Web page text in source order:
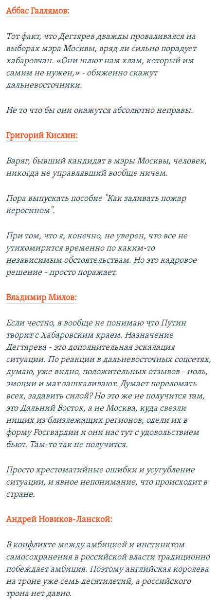
Аббас Галлямов:
Тот факт, что Дегтярев дважды проваливался на
выборах мэра Москвы, вряд ли сильно порадует
хабаровчан. «Они шлют нам хлам, который им
самим не нужен,» - обиженно скажут
дальневосточники.
Не то что бы они окажутся абсолютно неправы.
Григорий Кислин:
Варяг, бывший кандидат в мэры Москвы, человек,
никогда не управлявший вообще ничем.
Пора выпускать пособие "Как заливать пожар
керосином".
При том, что я, конечно, не уверен, что все не
утихомирится временно по каким-то
независимым обстоятельствам. Но это кадровое
решение - просто поражает.
Владимир Милов:
Если честно, я вообще не понимаю что Путин
творит с Хабаровским краем. Назначение
Дегтярева - это дополнительная эскалация
ситуации. По реакции в дальневосточных соцсетях,
думаю, уже видно, положительных отзывов - ноль,
эмоции и мат зашкаливают. Думает переломать
всех, задавить силой? Но это же не получится там,
это Дальний Восток, а не Москва, куда свезли
нищих из близлежащих регионов, одели их в
форму Росгвардии и они нас тут с удовольствием
бьют. Там-то так не получится.
Просто хрестоматийные ошибки и усугубление
ситуации, и явное непонимание, что происходит в
стране.
Андрей Новиков-Ланской:
В конфликте между амбицией и инстинктом
самосохранения в российской власти традиционно
побеждает амбиция. Поэтому английская королева
на троне уже семь десятилетий, а российского
трона нет давно.